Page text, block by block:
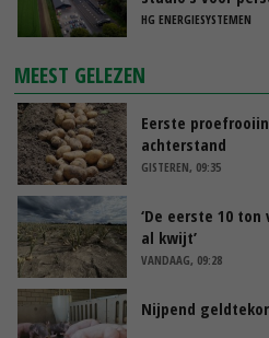
HG ENERGIESYSTEMEN
MEEST GELEZEN
Eerste
achterstand
GISTEREN, 09:35
‘De eerste 10
al kwijt’
VANDAAG, 09:28
Nijpend